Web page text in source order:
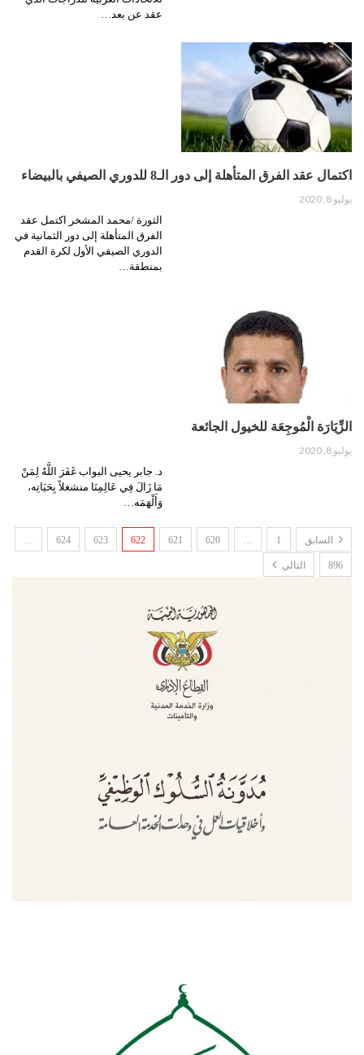
عقد عن بعد…
اكتمال عقد الفرق المتأهلة إلى دور الـ8 للدوري الصيفي بالبيضاء
يوليو 8, 2020
الثورة /محمد المشخر اكتمل عقد
الفرق المتأهلة إلى دور الثمانية في
الدوري الصيفي الأول لكرة القدم
بمنطقة…
الزِّيَارَة الْمُوجِعَة للخيول الجائعة
يوليو 8, 2020
د. جابر يحيى البواب غَفَرَ اللَّهُ لِمَنْ
مَا زَالَ فِي عَالِمِنَا منشغلاً بِحَيَاتِه،
وَأَلْهَمَه…
السابق 1
…
620
621
622
623
624
…
896 التالي